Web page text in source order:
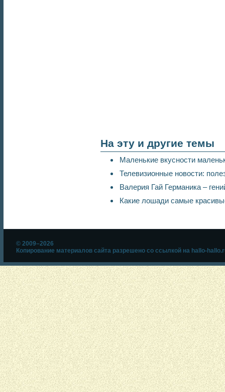
На эту и другие темы
Маленькие вкусности
Телевизионные новости:
Валерия Гай Германика –
Какие лошади самые
© 2009–2026
Копирование материалов сайта разрешено со ссылкой на hallo-